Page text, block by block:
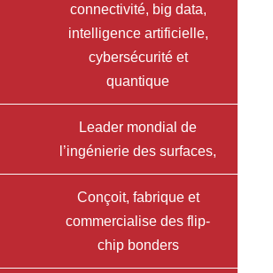
connectivité, big data,
intelligence artificielle,
cybersécurité et
quantique
Leader mondial de
l’ingénierie des surfaces,
Conçoit, fabrique et
commercialise des flip-
chip bonders